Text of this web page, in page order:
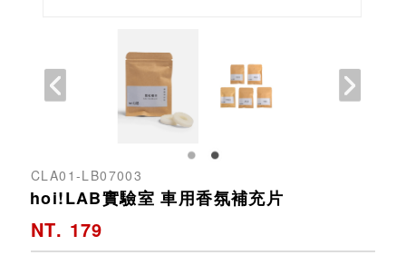
CLA01-LB07003
hoi!LAB實驗室 車用香氛補充片
NT. 179